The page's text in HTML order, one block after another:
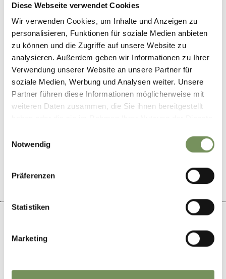
Diese Webseite verwendet Cookies
Wir verwenden Cookies, um Inhalte und Anzeigen zu
personalisieren, Funktionen für soziale Medien anbieten
zu können und die Zugriffe auf unsere Website zu
analysieren. Außerdem geben wir Informationen zu Ihrer
Verwendung unserer Website an unsere Partner für
soziale Medien, Werbung und Analysen weiter. Unsere
Partner führen diese Informationen möglicherweise mit
weiteren Daten zusammen, die Sie ihnen bereitgestellt
Notwendig
Präferenzen
Statistiken
Marketing
No
Organizzatore
IL CONTENUTO VI È STATO UTILE? NO
−